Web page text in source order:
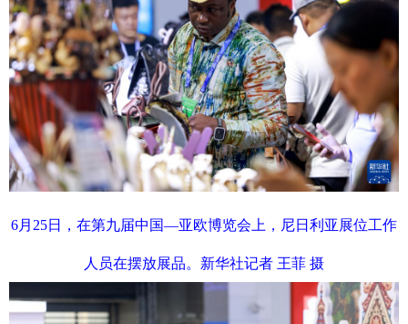
6月25日，在第九届中国—亚欧博览会上，尼日利亚展位工作
人员在摆放展品。新华社记者 王菲 摄